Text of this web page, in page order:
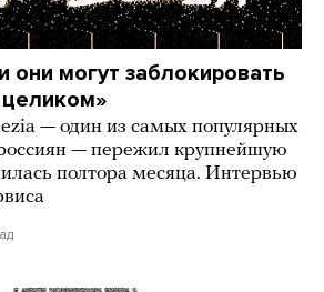
они могут заблокировать
— один из самых популярных
— пережил крупнейшую
полтора месяца. Интервью